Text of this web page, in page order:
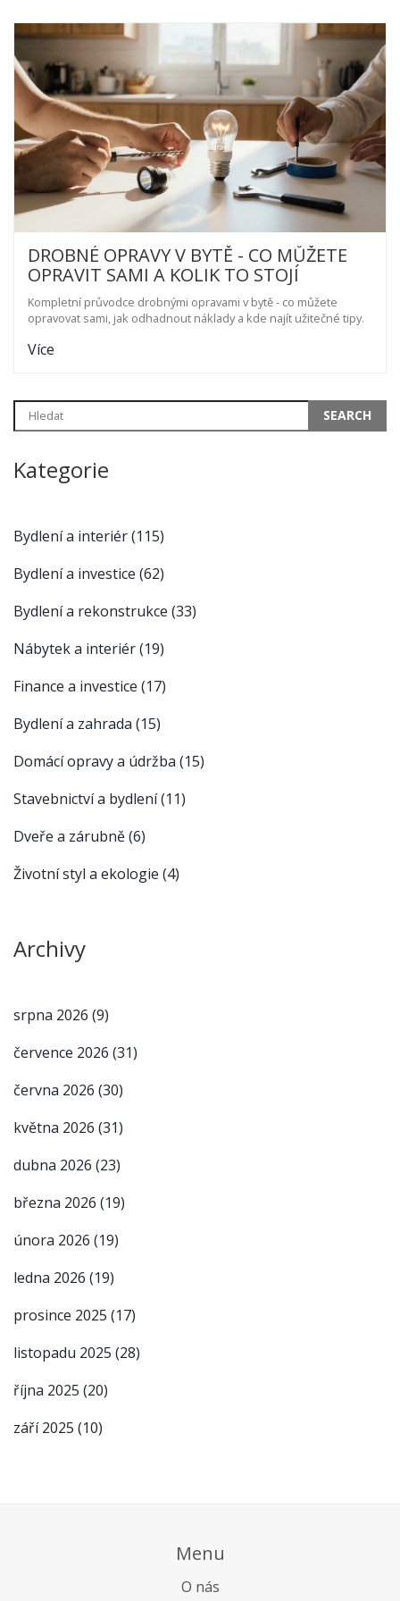
DROBNÉ OPRAVY V BYTĚ - CO MŮŽETE
OPRAVIT SAMI A KOLIK TO STOJÍ
Kompletní průvodce drobnými opravami v bytě - co můžete
opravovat sami, jak odhadnout náklady a kde najít užitečné tipy.
Více
Kategorie
Bydlení a interiér(115)
Bydlení a investice (62)
Bydlení a rekonstrukce (33)
Nábytek a interiér(19)
Finance a investice (17)
Bydlení a zahrada (15)
Domácí opravy a údržba (15)
Stavebnictví a bydlení(11)
Dveře a zárubně(6)
Životní styl a ekologie (4)
Archivy
srpna 2026 (9)
července 2026 (31)
června 2026 (30)
května 2026 (31)
dubna 2026 (23)
března 2026 (19)
února 2026 (19)
ledna 2026 (19)
prosince 2025 (17)
listopadu 2025 (28)
října 2025 (20)
září 2025 (10)
Menu
O nás